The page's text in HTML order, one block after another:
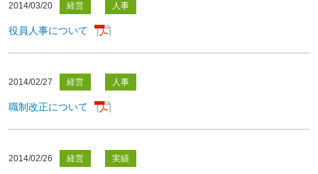
2014/03/20 経営 人事
役員人事について
2014/02/27 経営 人事
職制改正について
2014/02/26 経営 実績